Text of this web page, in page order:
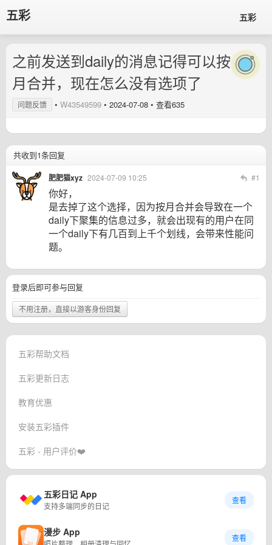
五彩 五彩
之前发送到daily的消息记得可以按
月合并，现在怎么没有选项了
问题反馈 • W43549599 • 2024-07-08 • 查看635
共收到1条回复
肥肥猫xyz 2024-07-09 10:25 #1
你好，
是去掉了这个选择，因为按月合并会导致在一个
daily下聚集的信息过多，就会出现有的用户在同
一个daily下有几百到上千个划线，会带来性能问
题。
登录后即可参与回复
不用注册，直接以游客身份回复
五彩帮助文档
五彩更新日志
教育优惠
安装五彩插件
五彩 - 用户评价❤️
五彩日记 App
支持多端同步的日记
查看
漫步 App 查看